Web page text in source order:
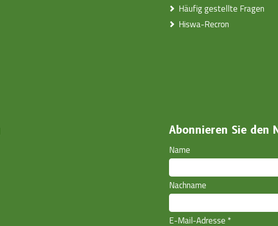
Häufig gestellte Fragen
Hiswa-Recron
Abonnieren Sie den
Name
Nachname
E-Mail-Adresse *